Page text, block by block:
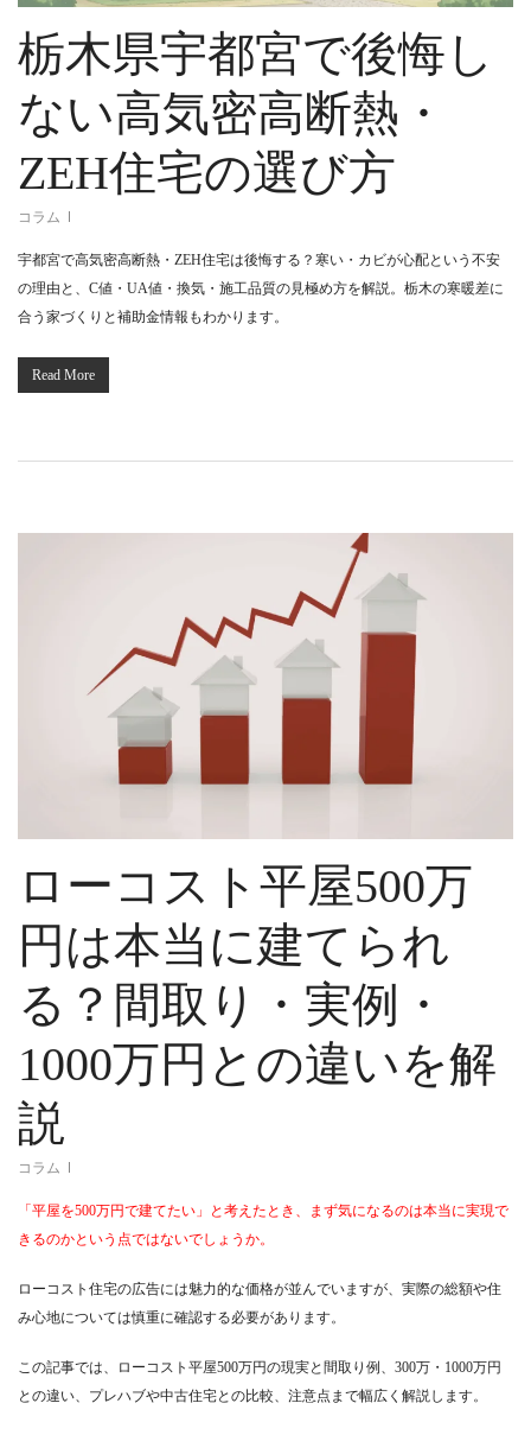
栃木県宇都宮で後悔し
ない高気密高断熱・
ZEH住宅の選び方
コラム
宇都宮で高気密高断熱・ZEH住宅は後悔する？寒い・カビが心配という不安
の理由と、C値・UA値・換気・施工品質の見極め方を解説。栃木の寒暖差に
合う家づくりと補助金情報もわかります。
Read More
ローコスト平屋500万
円は本当に建てられ
る？間取り・実例・
1000万円との違いを解
説
コラム
「平屋を500万円で建てたい」と考えたとき、まず気になるのは本当に実現で
きるのかという点ではないでしょうか。
ローコスト住宅の広告には魅力的な価格が並んでいますが、実際の総額や住
み心地については慎重に確認する必要があります。
この記事では、ローコスト平屋500万円の現実と間取り例、300万・1000万円
との違い、プレハブや中古住宅との比較、注意点まで幅広く解説します。